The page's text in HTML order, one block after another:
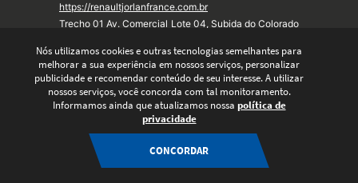
https://renaultjorlanfrance.com.br
Trecho 01 Av. Comercial Lote 04, Subida do Colorado
Traçar rota
Nós utilizamos cookies e outras tecnologias semelhantes para
melhorar a sua experiência em nossos serviços, personalizar
publicidade e recomendar conteúdo de seu interesse. A utilizar
nossos serviços, você concorda com tal monitoramento.
Informamos ainda que atualizamos nossa política de
privacidade
CONCORDAR